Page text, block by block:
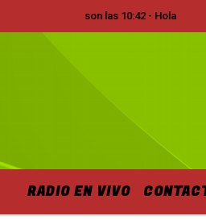
2026 y son las 10:42 - Hola
RADIO EN VIVO